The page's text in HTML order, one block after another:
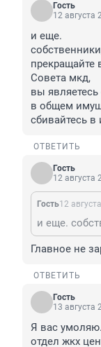
Гость
12 августа
и еще.
прекращайте
Совета мкд,
вы
в общем
сбивайтесь
ОТВЕТИТЬ
Гость
12 августа
Гость12
Главное не
ОТВЕТИТЬ
Гость
13 августа
Я вас
отдел жкх